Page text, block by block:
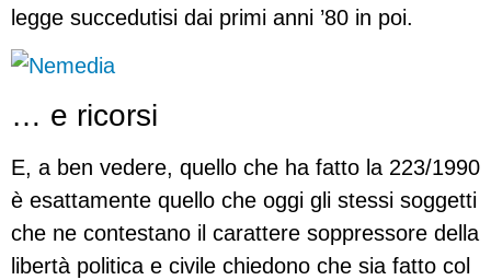
legge succedutisi dai primi anni ’80 in poi.
… e ricorsi
E, a ben vedere, quello che ha fatto la 223/1990
è esattamente quello che oggi gli stessi soggetti
che ne contestano il carattere soppressore della
libertà politica e civile chiedono che sia fatto col